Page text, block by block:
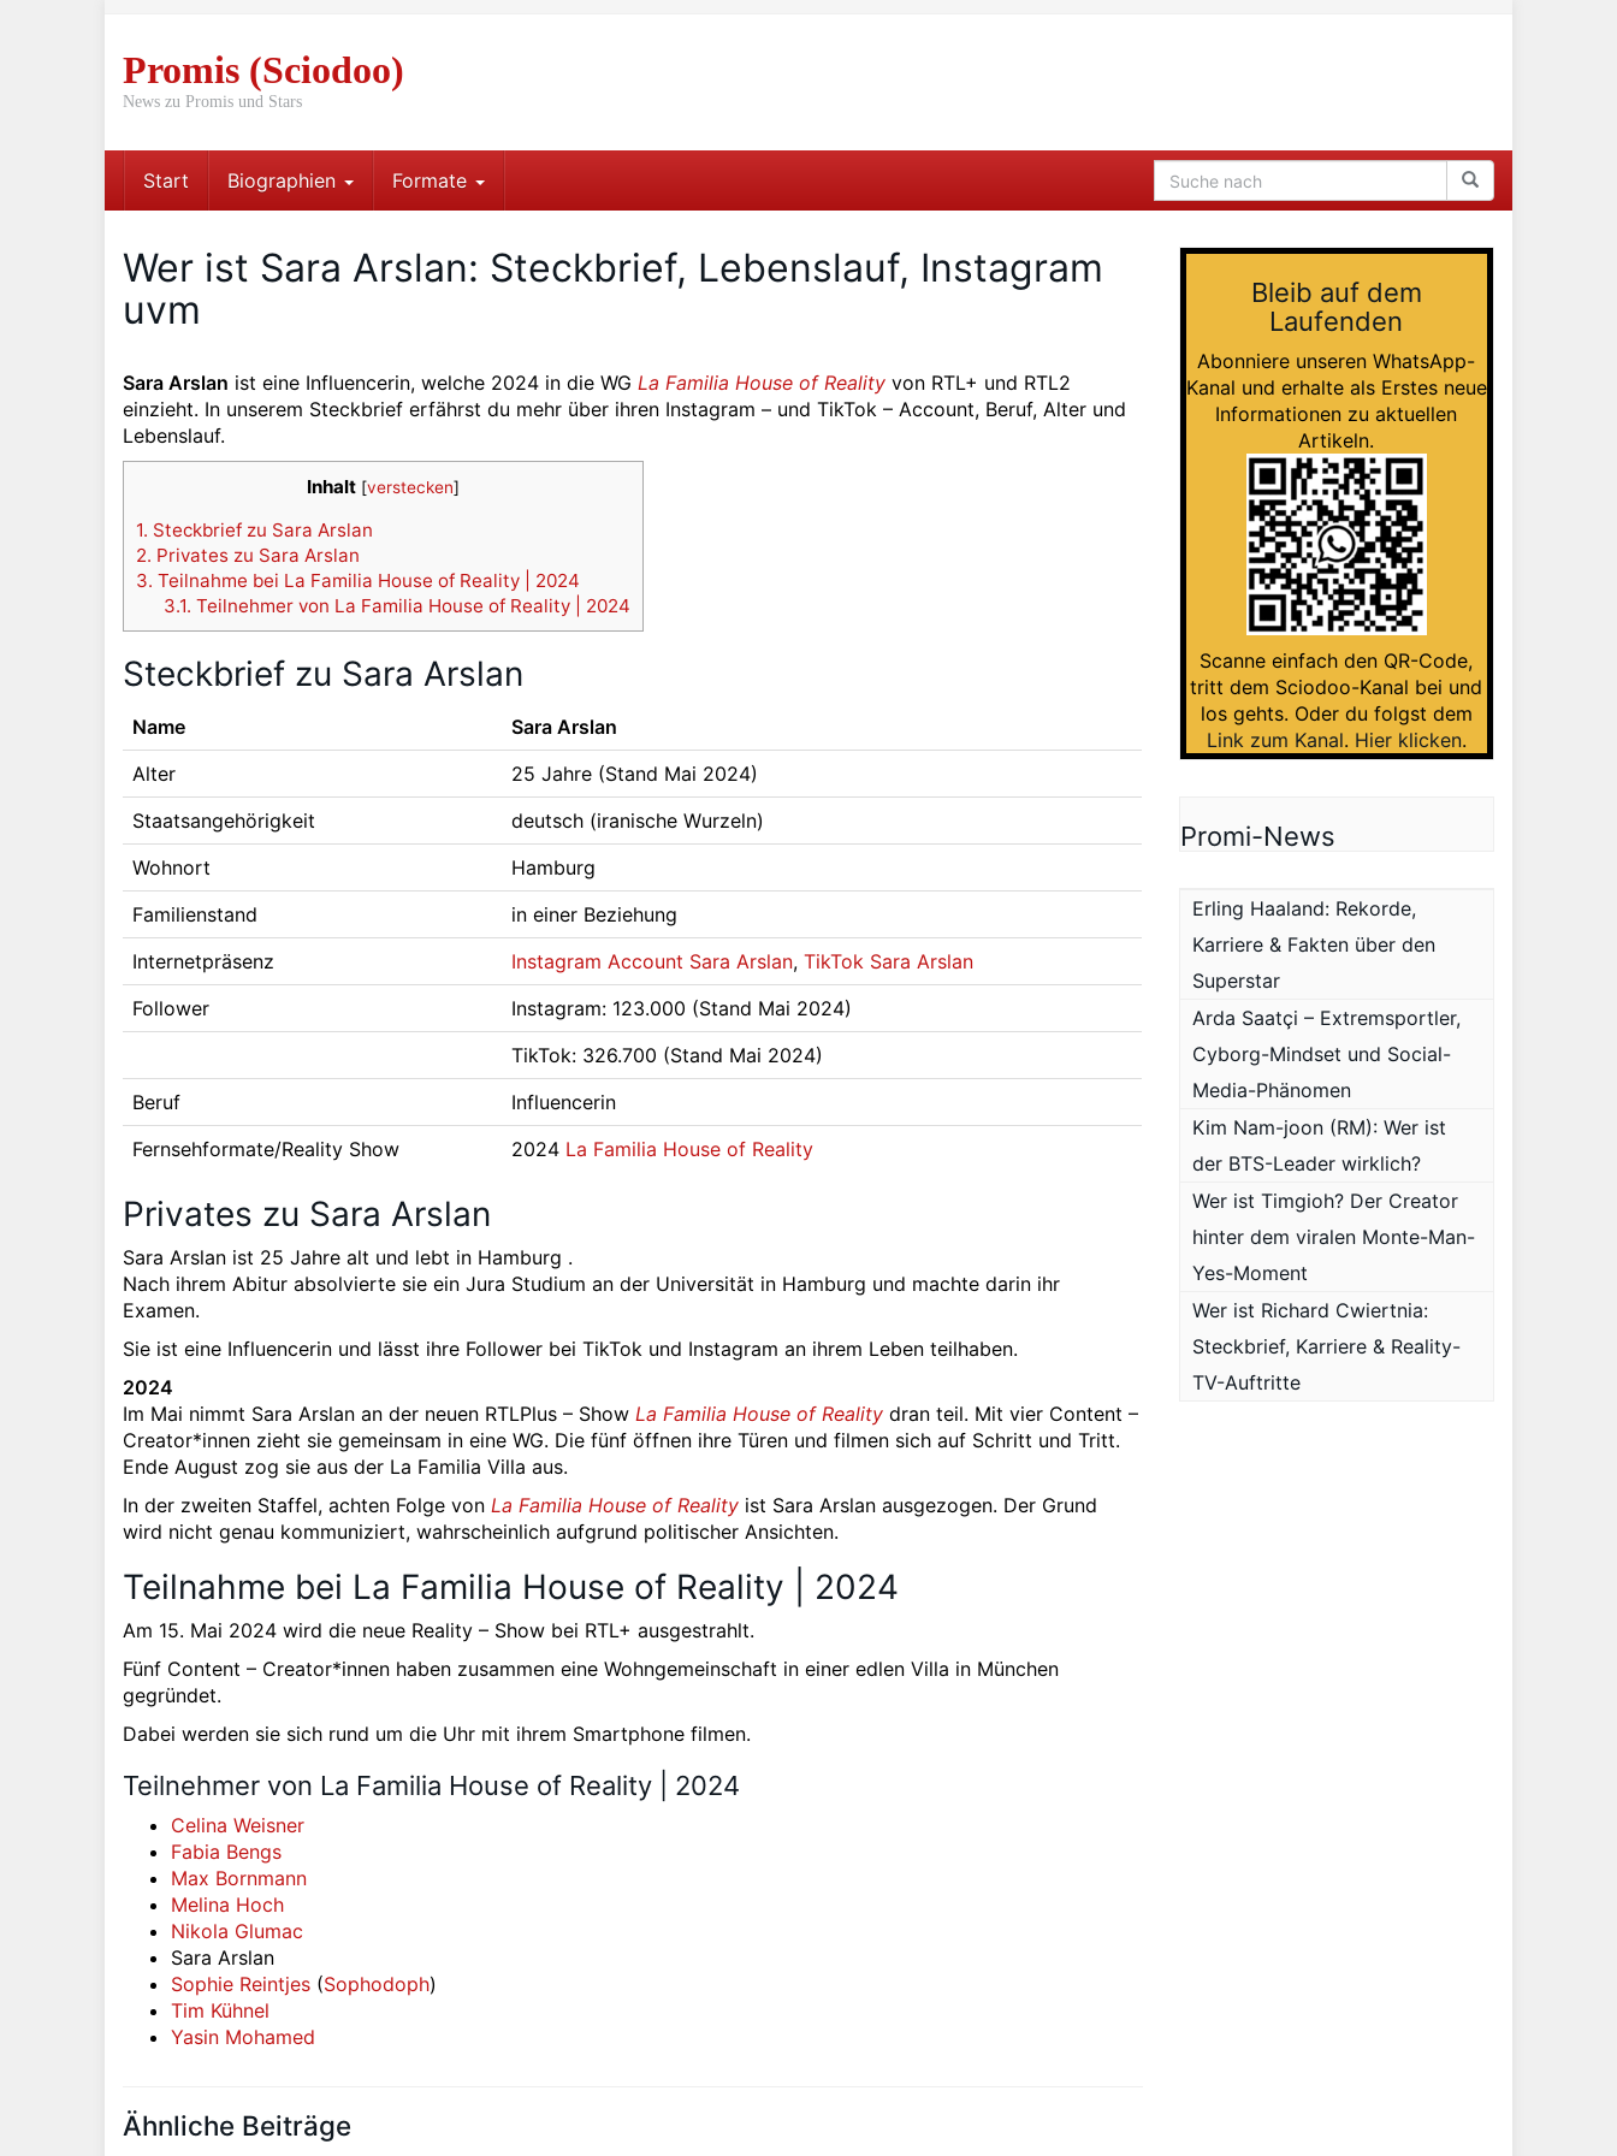
Promis (Sciodoo)
News zu Promis und Stars
Start Biographien Formate
Wer ist Sara Arslan: Steckbrief, Lebenslauf, Instagram
uvm
Sara Arslan ist eine Influencerin, welche 2024 in die WG La Familia House of Reality von RTL+ und RTL2
einzieht. In unserem Steckbrief erfährst du mehr über ihren Instagram – und TikTok – Account, Beruf, Alter und
Lebenslauf.
Inhalt [verstecken]
1. Steckbrief zu Sara Arslan
2. Privates zu Sara Arslan
3. Teilnahme bei La Familia House of Reality | 2024
3.1. Teilnehmer von La Familia House of Reality | 2024
Steckbrief zu Sara Arslan
Name
Sara Arslan
Alter
25 Jahre (Stand Mai 2024)
Staatsangehörigkeit
deutsch (iranische Wurzeln)
Wohnort
Hamburg
Familienstand
in einer Beziehung
Internetpräsenz
Instagram Account Sara Arslan,TikTok Sara Arslan
Follower
Instagram: 123.000 (Stand Mai 2024)
TikTok: 326.700 (Stand Mai 2024)
Beruf
Influencerin
Fernsehformate/Reality Show
2024 La Familia House of Reality
Privates zu Sara Arslan
Sara Arslan ist 25 Jahre alt und lebt in Hamburg .
Nach ihrem Abitur absolvierte sie ein Jura Studium an der Universität in Hamburg und machte darin ihr
Examen.
Sie ist eine Influencerin und lässt ihre Follower bei TikTok und Instagram an ihrem Leben teilhaben.
2024
Im Mai nimmt Sara Arslan an der neuen RTLPlus – Show La Familia House of Reality dran teil. Mit vier Content –
Creator*innen zieht sie gemeinsam in eine WG. Die fünf öffnen ihre Türen und filmen sich auf Schritt und Tritt.
Ende August zog sie aus der La Familia Villa aus.
In der zweiten Staffel, achten Folge von La Familia House of Reality ist Sara Arslan ausgezogen. Der Grund
wird nicht genau kommuniziert, wahrscheinlich aufgrund politischer Ansichten.
Teilnahme bei La Familia House of Reality | 2024
Am 15. Mai 2024 wird die neue Reality – Show bei RTL+ ausgestrahlt.
Fünf Content – Creator*innen haben zusammen eine Wohngemeinschaft in einer edlen Villa in München
gegründet.
Dabei werden sie sich rund um die Uhr mit ihrem Smartphone filmen.
Teilnehmer von La Familia House of Reality | 2024
Celina Weisner
Fabia Bengs
Max Bornmann
Melina Hoch
Nikola Glumac
Sara Arslan
Sophie Reintjes (Sophodoph)
Tim Kühnel
Yasin Mohamed
Ähnliche Beiträge
Bleib auf dem
Laufenden
Abonniere unseren WhatsApp-
Kanal und erhalte als Erstes neue
Informationen zu aktuellen
Artikeln.
Scanne einfach den QR-Code,
tritt dem Sciodoo-Kanal bei und
los gehts. Oder du folgst dem
Link zum Kanal. Hier klicken.
Promi-News
Erling Haaland: Rekorde,
Karriere & Fakten über den
Superstar
Arda Saatçi – Extremsportler,
Cyborg-Mindset und Social-
Media-Phänomen
Kim Nam-joon (RM): Wer ist
der BTS-Leader wirklich?
Wer ist Timgioh? Der Creator
hinter dem viralen Monte-Man-
Yes-Moment
Wer ist Richard Cwiertnia:
Steckbrief, Karriere & Reality-
TV-Auftritte